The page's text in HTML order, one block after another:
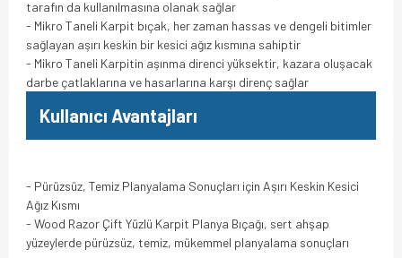
tarafın da kullanılmasına olanak sağlar
- Mikro Taneli Karpit bıçak, her zaman hassas ve dengeli bitimler
sağlayan aşırı keskin bir kesici ağız kısmına sahiptir
- Mikro Taneli Karpitin aşınma direnci yüksektir, kazara oluşacak
darbe çatlaklarına ve hasarlarına karşı direnç sağlar
Kullanıcı Avantajları
- Pürüzsüz, Temiz Planyalama Sonuçları için Aşırı Keskin Kesici
Ağız Kısmı
- Wood Razor Çift Yüzlü Karpit Planya Bıçağı, sert ahşap
yüzeylerde pürüzsüz, temiz, mükemmel planyalama sonuçları